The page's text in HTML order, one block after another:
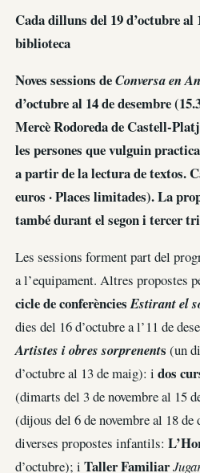
Cada dilluns del 19 d’octubre al
biblioteca
Noves sessions deConversa en
d’octubre al 14 de desembre
Mercè Rodoreda de Castell-
les persones que vulguin
a partir de la lectura de textos.
euros · Places limitades). La
també durant el segon i tercer
Les sessions forment part del
a l’equipament. Altres propostes
cicle de conferències Estirant el
dies del 16 d’octubre a l’11 de
Artistes i obres sorprenents (un
d’octubre al 13 de maig): i dos
(dimarts del 3 de novembre al 15
(dijous del 6 de novembre al 18 de
diverses propostes infantils:
d’octubre); i Taller Familiar